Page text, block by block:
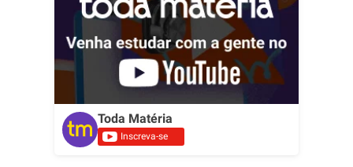
Toda Matéria
Inscreva-se